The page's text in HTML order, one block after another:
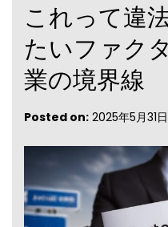
これって違
たいファク
業の境界線
Posted on: 2025年5月31日